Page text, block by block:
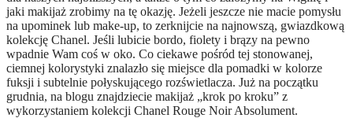
jaki makijaż zrobimy na tę okazję. Jeżeli jeszcze nie macie pomysłu
na upominek lub make-up, to zerknijcie na najnowszą, gwiazdkową
kolekcję Chanel. Jeśli lubicie bordo, fiolety i brązy na pewno
wpadnie Wam coś w oko. Co ciekawe pośród tej stonowanej,
ciemnej kolorystyki znalazło się miejsce dla pomadki w kolorze
fuksji i subtelnie połyskującego rozświetlacza. Już na początku
grudnia, na blogu znajdziecie makijaż „krok po kroku” z
wykorzystaniem kolekcji Chanel Rouge Noir Absolument.